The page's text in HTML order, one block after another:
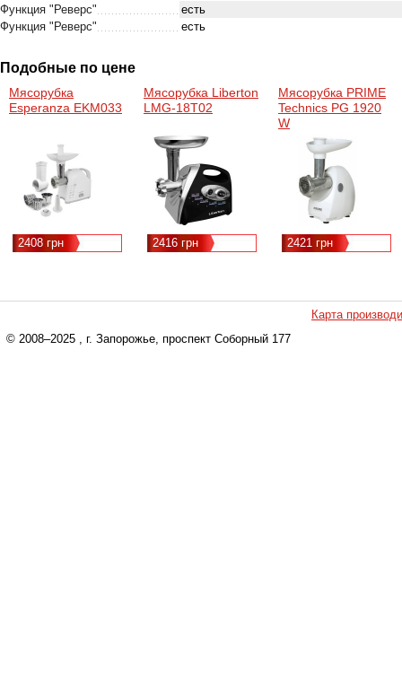
Функция "Реверс"
есть
Функция "Реверс"
есть
Подобные по цене
Мясорубка
Esperanza EKM033
2408 грн
Мясорубка Liberton
LMG-18Т02
2416 грн
Мясорубка PRIME
Technics PG 1920
W
2421 грн
Карта
© 2008–2025 , г. Запорожье, проспект Соборный 177